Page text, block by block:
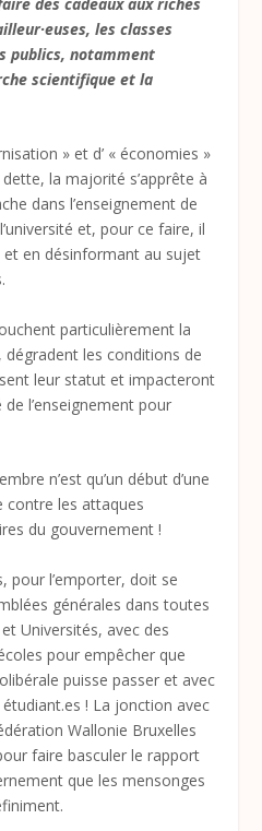
les classes
publics, notamment
scientifique et la
» et d’ « économies »
la majorité s’apprête à
dans l’enseignement de
et, pour ce faire, il
en désinformant au sujet
particulièrement la
dégradent les conditions de
leur statut et impacteront
de l’enseignement pour
n’est qu’un début d’une
contre les attaques
du gouvernement !
pour l’emporter, doit se
générales dans toutes
Universités, avec des
pour empêcher que
puisse passer et avec
! La jonction avec
Wallonie Bruxelles
faire basculer le rapport
que les mensonges